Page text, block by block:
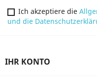
Ich akzeptiere die
und die
IHR KONTO